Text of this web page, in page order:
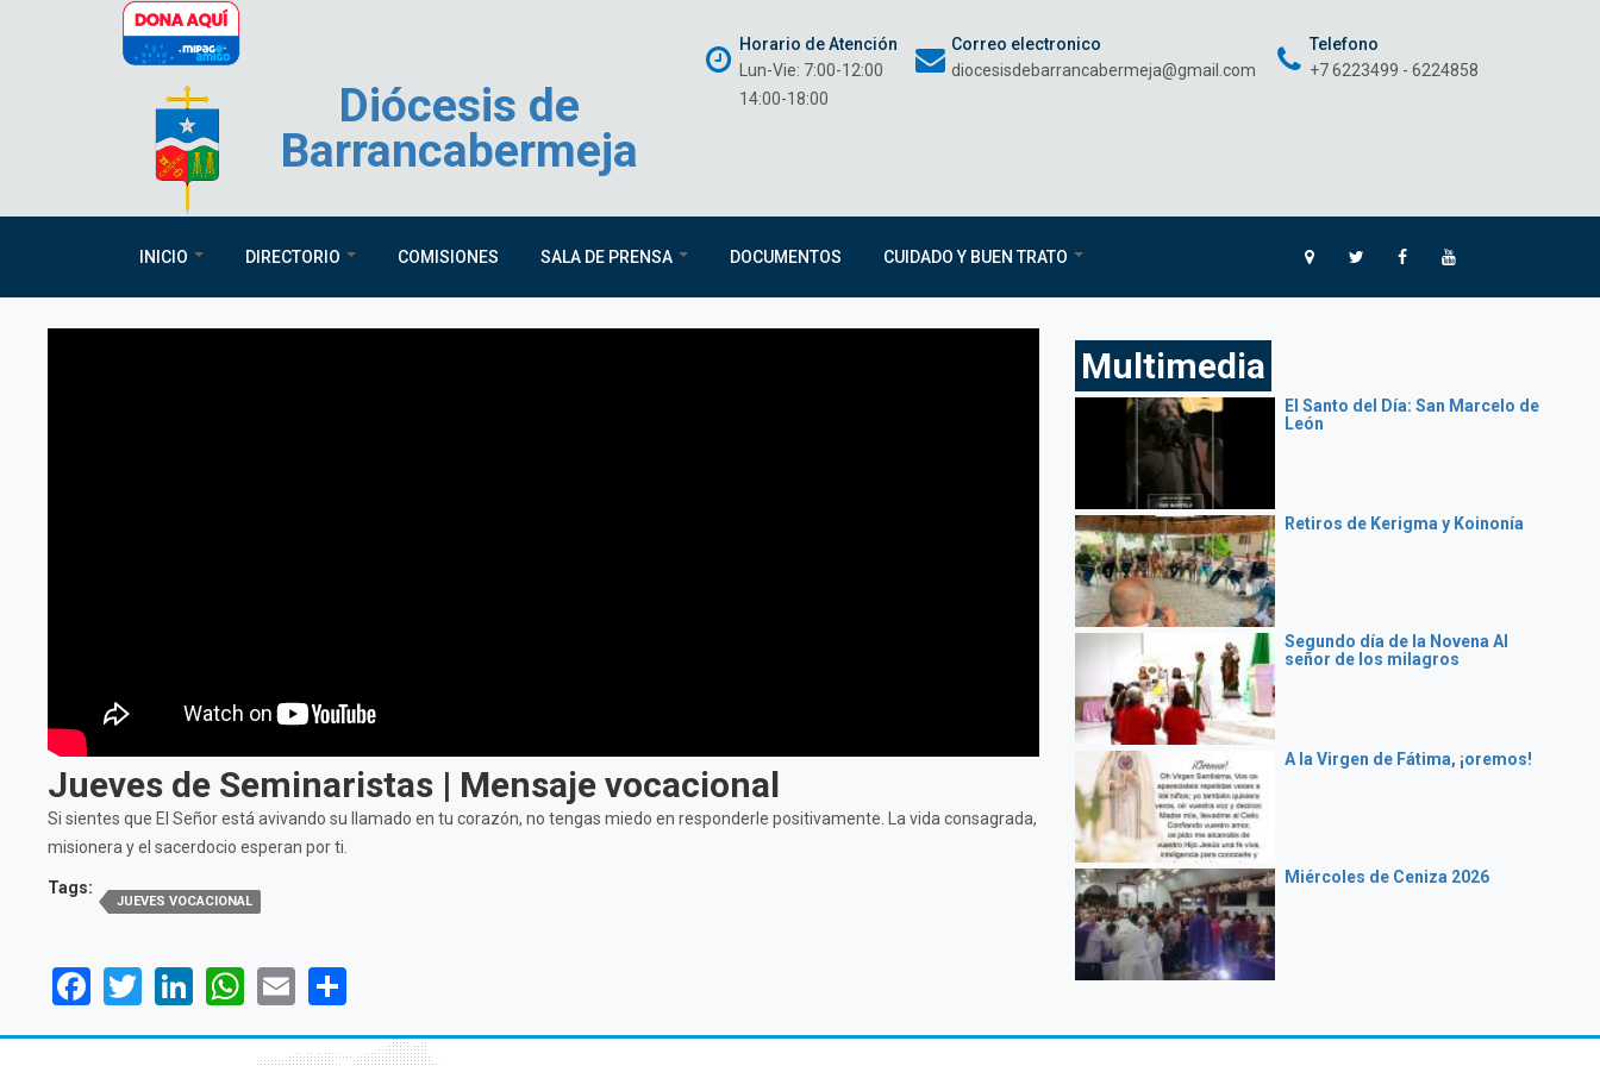
Pasar al contenido principal
Diócesis de
Barrancabermeja
Horario de Atención
Lun-Vie: 7:00-12:00
14:00-18:00
Correo electronico
diocesisdebarrancabermeja@gmail.com
Telefono
+7 6223499 - 6224858
INICIO DIRECTORIO COMISIONES SALA DE PRENSA DOCUMENTOS CUIDADO Y BUEN TRATO
Jueves de Seminaristas | Mensaje vocacional
Si sientes que El Señor está avivando su llamado en tu corazón, no tengas miedo en responderle positivamente. La vida consagrada,
misionera y el sacerdocio esperan por ti.
Tags:
JUEVES VOCACIONAL
Facebook
TwitterLinkedIn
WhatsApp
Email
Multimedia
El Santo del Día: San Marcelo de
León
Retiros de Kerigma y Koinonía
Segundo día de la Novena Al
señor de los milagros
A la Virgen de Fátima, ¡oremos!
Miércoles de Ceniza 2026